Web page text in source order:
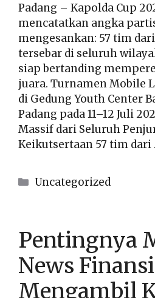
Padang – Kapolda Cup
mencatatkan angka
mengesankan: 57 tim
tersebar di seluruh
siap bertanding
juara. Turnamen Mobile
di Gedung Youth Center
Padang pada 11–12 Juli
Massif dari Seluruh
Keikutsertaan 57 tim dari
Kategori
Uncategorized
Pentingnya
News
Mengambil